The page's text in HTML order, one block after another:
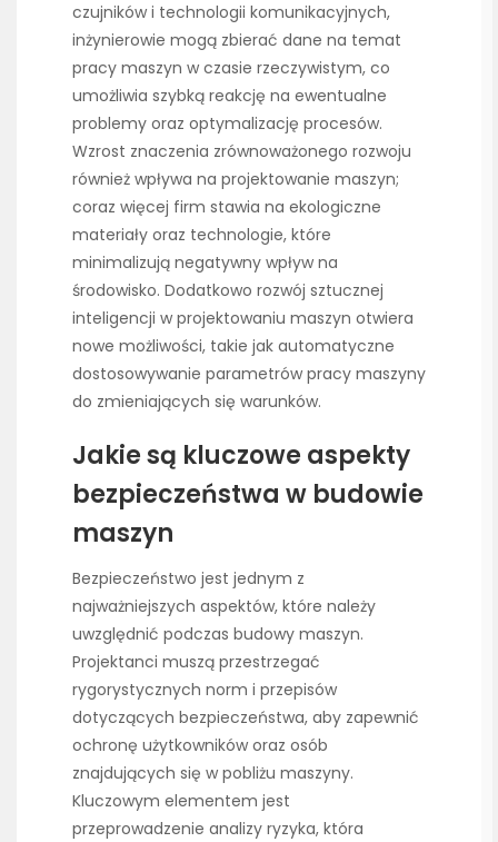
czujników i technologii komunikacyjnych,
inżynierowie mogą zbierać dane na temat
pracy maszyn w czasie rzeczywistym, co
umożliwia szybką reakcję na ewentualne
problemy oraz optymalizację procesów.
Wzrost znaczenia zrównoważonego rozwoju
również wpływa na projektowanie maszyn;
coraz więcej firm stawia na ekologiczne
materiały oraz technologie, które
minimalizują negatywny wpływ na
środowisko. Dodatkowo rozwój sztucznej
inteligencji w projektowaniu maszyn otwiera
nowe możliwości, takie jak automatyczne
dostosowywanie parametrów pracy maszyny
do zmieniających się warunków.
Jakie są kluczowe aspekty
bezpieczeństwa w budowie
maszyn
Bezpieczeństwo jest jednym z
najważniejszych aspektów, które należy
uwzględnić podczas budowy maszyn.
Projektanci muszą przestrzegać
rygorystycznych norm i przepisów
dotyczących bezpieczeństwa, aby zapewnić
ochronę użytkowników oraz osób
znajdujących się w pobliżu maszyny.
Kluczowym elementem jest
przeprowadzenie analizy ryzyka, która